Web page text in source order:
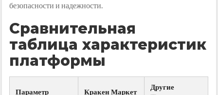
безопасности и надежности.
Сравнительная
таблица характеристик
платформы
Параметр Кракен Маркет
Другие